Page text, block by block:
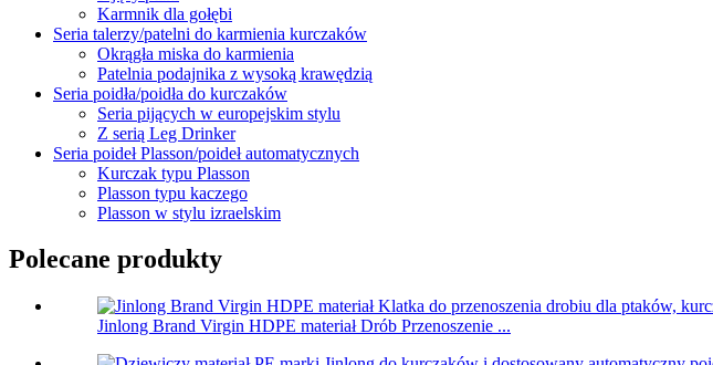
Karmnik dla gołębi
Seria talerzy/patelni do karmienia kurczaków
Okrągła miska do karmienia
Patelnia podajnika z wysoką krawędzią
Seria poidła/poidła do kurczaków
Seria pijących w europejskim stylu
Z serią Leg Drinker
Seria poideł Plasson/poideł automatycznych
Kurczak typu Plasson
Plasson typu kaczego
Plasson w stylu izraelskim
Polecane produkty
Jinlong Brand Virgin HDPE materiał Drób Przenoszenie ...